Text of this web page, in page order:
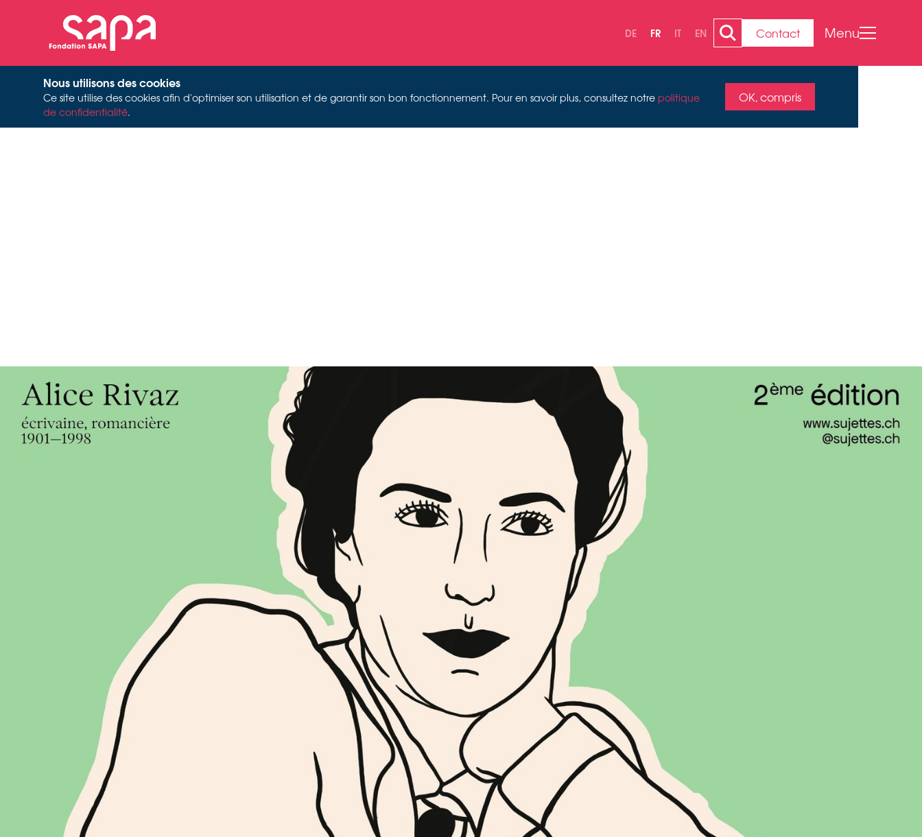
DE FR IT EN Contact Menu
Nous utilisons des cookies
Ce site utilise des cookies afin d'optimiser son utilisation et de garantir son bon fonctionnement. Pour en savoir plus, consultez notre politique
de confidentialité.
OK, compris
Matrimoine en
mouvement : archives et
héritage de la danse
contemporaine
Fondation SAPA, Avenue Villamont 4, 1005 Lausanne
Pourquoi les femmes sont-elles si peu visibles dans les archives
alors qu’elles ont façonné l’histoire de la danse ?
Unevisite guidée
des archives de SAPA met en lumière les traces
laissées par les femmes dans la danse contemporaine suisse.
Elle sera suivie d'une
table ronde
Jane Otth
(chorégraphes),
et chercheuse en danse) et
archives et du centre de compétences de SAPA). Les questions
de la mémoire, de la visibilité et de la transmission du matrimoine
chorégraphique seront au centre des débats.
Les femmes dans les arts de la scène n’ont pas seulement dû
lutter pour leur visibilité et leur reconnaissance artistique ; elles ont
également été confrontées à une moindre prise en compte de
leurs archives. Les traces de leurs parcours et leurs pratiques
d’archivage demeurent souvent invisibles ou lacunaires.
La table ronde interroge cette absence : pourquoi existe-t-il si peu
d’archives de femmes ? Qu’advient-il de leurs fonds ? Diane